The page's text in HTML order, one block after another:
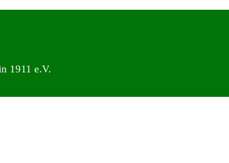
1911 e.V.